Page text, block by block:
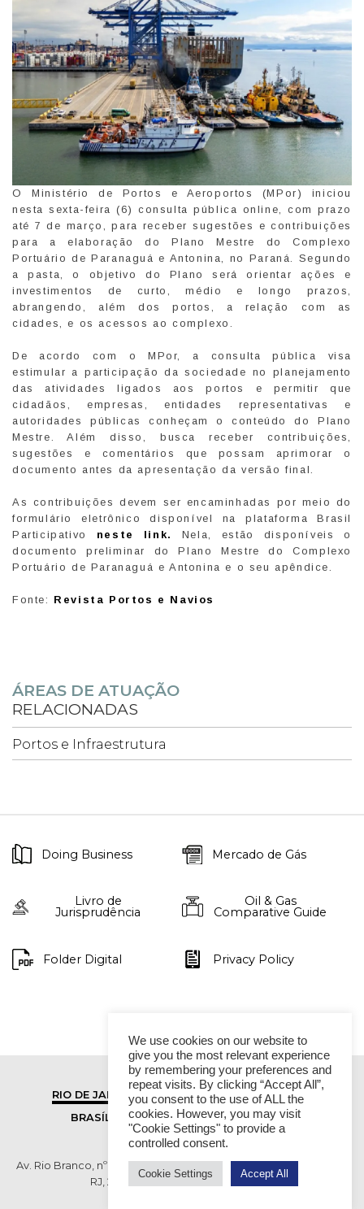
O Ministério de Portos e Aeroportos (MPor) iniciou
nesta sexta-feira (6) consulta pública online, com prazo
até 7 de março, para receber sugestões e contribuições
para a elaboração do Plano Mestre do Complexo
Portuário de Paranaguá e Antonina, no Paraná. Segundo
a pasta, o objetivo do Plano será orientar ações e
investimentos de curto, médio e longo prazos,
abrangendo, além dos portos, a relação com as
cidades, e os acessos ao complexo.
De acordo com o MPor, a consulta pública visa
estimular a participação da sociedade no planejamento
das atividades ligados aos portos e permitir que
cidadãos, empresas, entidades representativas e
autoridades públicas conheçam o conteúdo do Plano
Mestre. Além disso, busca receber contribuições,
sugestões e comentários que possam aprimorar o
documento antes da apresentação da versão final.
As contribuições devem ser encaminhadas por meio do
formulário eletrônico disponível na plataforma Brasil
Participativo neste link.
Nela, estão disponíveis o
documento preliminar do Plano Mestre do Complexo
Portuário de Paranaguá e Antonina e o seu apêndice.
Fonte: Revista Portos e Navios
ÁREAS DE ATUAÇÃO
RELACIONADAS
Portos e Infraestrutura
Doing Business Mercado de Gás
Livro de
Jurisprudência
Oil & Gas
Comparative Guide
Folder Digital Privacy Policy
RIO DE JANEIRO
SÃO PAULO
BRASÍLIA
VITÓRIA
Av. Rio Branco, nº 01, 14º andar - Ed. RB1- Centro, Rio de Janeiro -
RJ, 20090-003 TEL (55 21) 2276 6200
We use cookies on our website to
give you the most relevant experience
by remembering your preferences and
repeat visits. By clicking “Accept All”,
you consent to the use of ALL the
cookies. However, you may visit
"Cookie Settings" to provide a
controlled consent.
Cookie Settings Accept All